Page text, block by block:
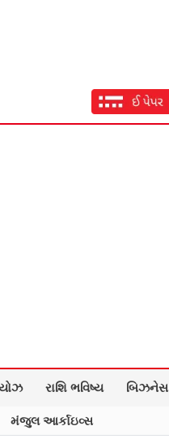
રાશિ ભવિષ્ય બિઝનેસ
મંજુલ આર્કાઇવ્સ